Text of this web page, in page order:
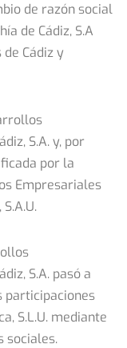
de razón social
de Cádiz, S.A
Cádiz y
S.A. y, por
por la
Empresariales
S.A. pasó a
participaciones
S.L.U. mediante
sociales.